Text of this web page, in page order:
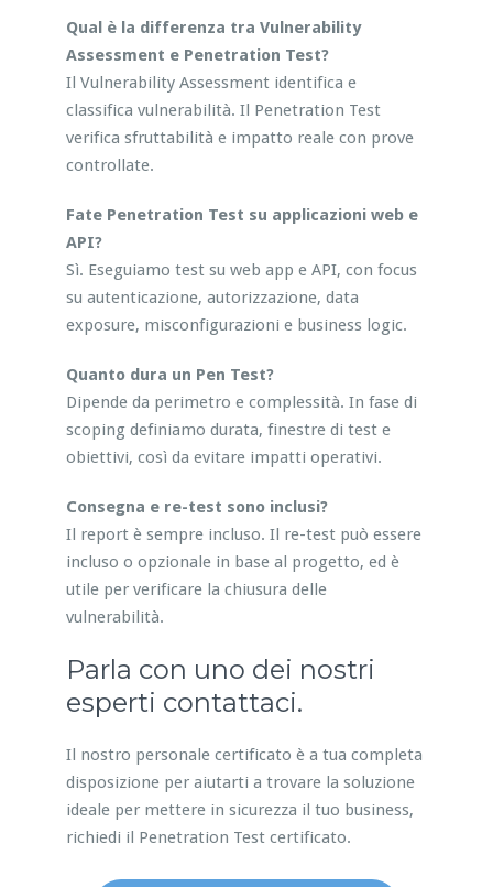
Qual è la differenza tra Vulnerability
Assessment e Penetration Test?
Il Vulnerability Assessment identifica e
classifica vulnerabilità. Il Penetration Test
verifica sfruttabilità e impatto reale con prove
controllate.
Fate Penetration Test su applicazioni web e
API?
Sì. Eseguiamo test su web app e API, con focus
su autenticazione, autorizzazione, data
exposure, misconfigurazioni e business logic.
Quanto dura un Pen Test?
Dipende da perimetro e complessità. In fase di
scoping definiamo durata, finestre di test e
obiettivi, così da evitare impatti operativi.
Consegna e re-test sono inclusi?
Il report è sempre incluso. Il re-test può essere
incluso o opzionale in base al progetto, ed è
utile per verificare la chiusura delle
vulnerabilità.
Parla con uno dei nostri
esperti contattaci.
Il nostro personale certificato è a tua completa
disposizione per aiutarti a trovare la soluzione
ideale per mettere in sicurezza il tuo business,
richiedi il Penetration Test certificato.